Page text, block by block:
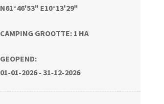
N61°46'53" E10°13'29"
CAMPING GROOTTE: 1 HA
GEOPEND:
01-01-2026 - 31-12-2026